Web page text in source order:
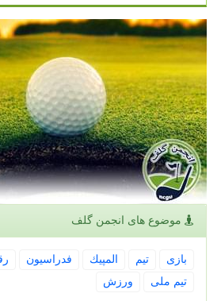
موضوع های انجمن گلف
بازی تیم المپیك فدراسیون
تیم ملی
ورزش